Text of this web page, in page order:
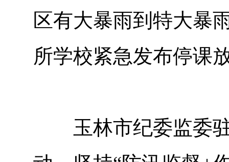
区有大暴雨到特大暴
所学校紧急发布停课
玉林市纪委监委驻